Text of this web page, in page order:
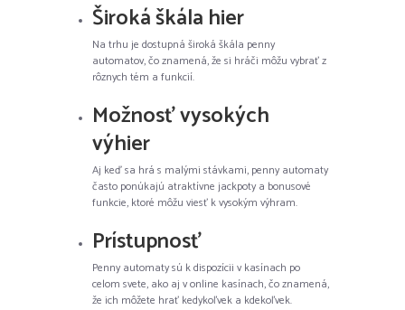
Široká škála hier
Na trhu je dostupná široká škála penny
automatov, čo znamená, že si hráči môžu vybrať z
rôznych tém a funkcií.
Možnosť vysokých
výhier
Aj keď sa hrá s malými stávkami, penny automaty
často ponúkajú atraktívne jackpoty a bonusové
funkcie, ktoré môžu viesť k vysokým výhram.
Prístupnosť
Penny automaty sú k dispozícii v kasínach po
celom svete, ako aj v online kasínach, čo znamená,
že ich môžete hrať kedykoľvek a kdekoľvek.